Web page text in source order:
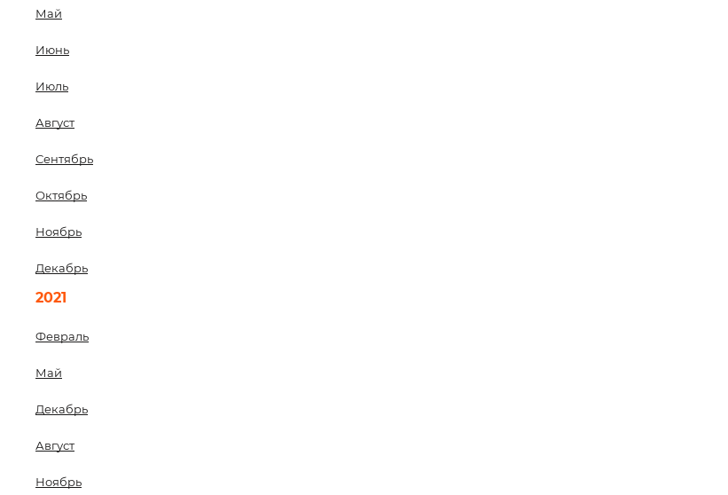
Май
Июнь
Июль
Август
Сентябрь
Октябрь
Ноябрь
Декабрь
2021
Февраль
Май
Декабрь
Август
Ноябрь